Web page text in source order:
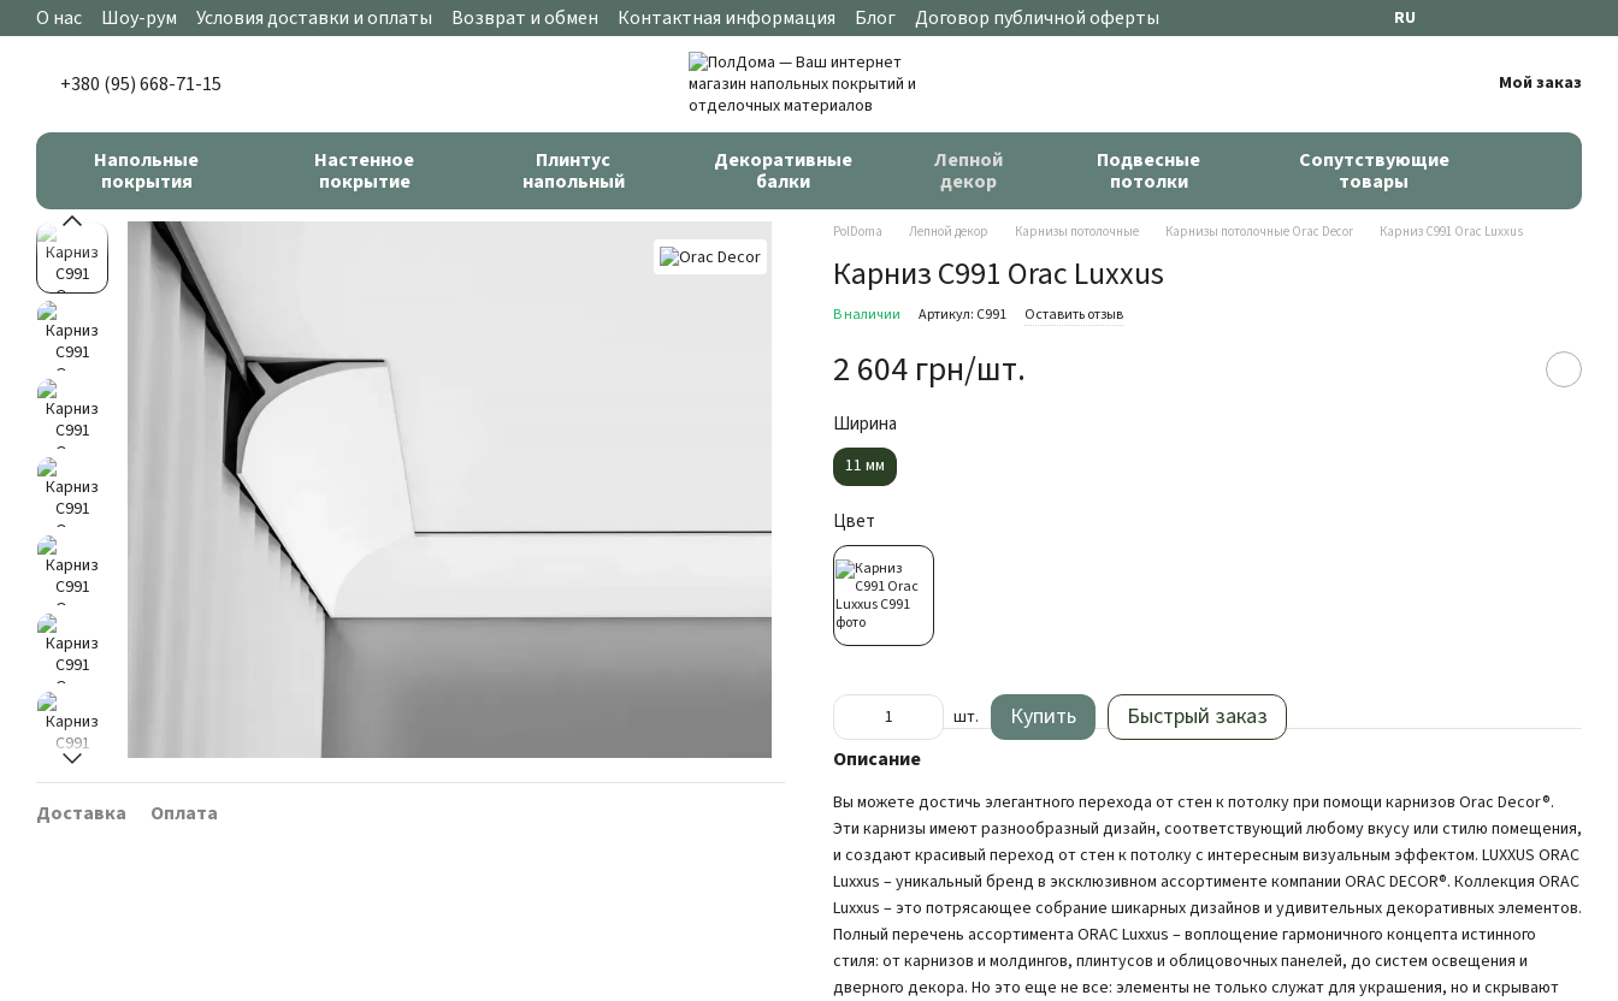
Перейти к основному контенту
О нас Шоу-рум Условия доставки и оплаты Возврат и обмен Контактная информация Блог Договор публичной оферты RU
+380 (95) 668-71-15 Мой заказ
Напольные
покрытия
Настенное
покрытие
Плинтус
напольный
Декоративные
балки
Лепной
декор
Подвесные
потолки
Сопутствующие
товары
Доставка Оплата
PolDoma Лепной декор Карнизы потолочные Карнизы потолочные Orac Decor Карниз C991 Orac Luxxus
Карниз C991 Orac Luxxus
В наличии Артикул: C991 Оставить отзыв
2 604 грн/шт.
Ширина
11 мм
Цвет
шт. Купить Быстрый заказ
Описание
Вы можете достичь элегантного перехода от стен к потолку при помощи карнизов Orac Decor®.
Эти карнизы имеют разнообразный дизайн, соответствующий любому вкусу или стилю помещения,
и создают красивый переход от стен к потолку с интересным визуальным эффектом. LUXXUS ORAC
Luxxus – уникальный бренд в эксклюзивном ассортименте компании ORAC DECOR®. Коллекция ORAC
Luxxus – это потрясающее собрание шикарных дизайнов и удивительных декоративных элементов.
Полный перечень ассортимента ORAC Luxxus – воплощение гармоничного концепта истинного
стиля: от карнизов и молдингов, плинтусов и облицовочных панелей, до систем освещения и
дверного декора. Но это еще не все: элементы не только служат для украшения, но и скрывают